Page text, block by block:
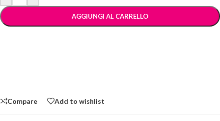
AGGIUNGI AL CARRELLO
Compare Add to wishlist